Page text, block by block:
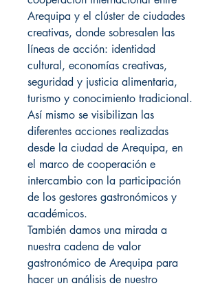
Arequipa y el clúster de ciudades
creativas, donde sobresalen las
líneas de acción: identidad
cultural, economías creativas,
seguridad y justicia alimentaria,
turismo y conocimiento tradicional.
Así mismo se visibilizan las
diferentes acciones realizadas
desde la ciudad de Arequipa, en
el marco de cooperación e
intercambio con la participación
de los gestores gastronómicos y
académicos.
También damos una mirada a
nuestra cadena de valor
gastronómico de Arequipa para
hacer un análisis de nuestro